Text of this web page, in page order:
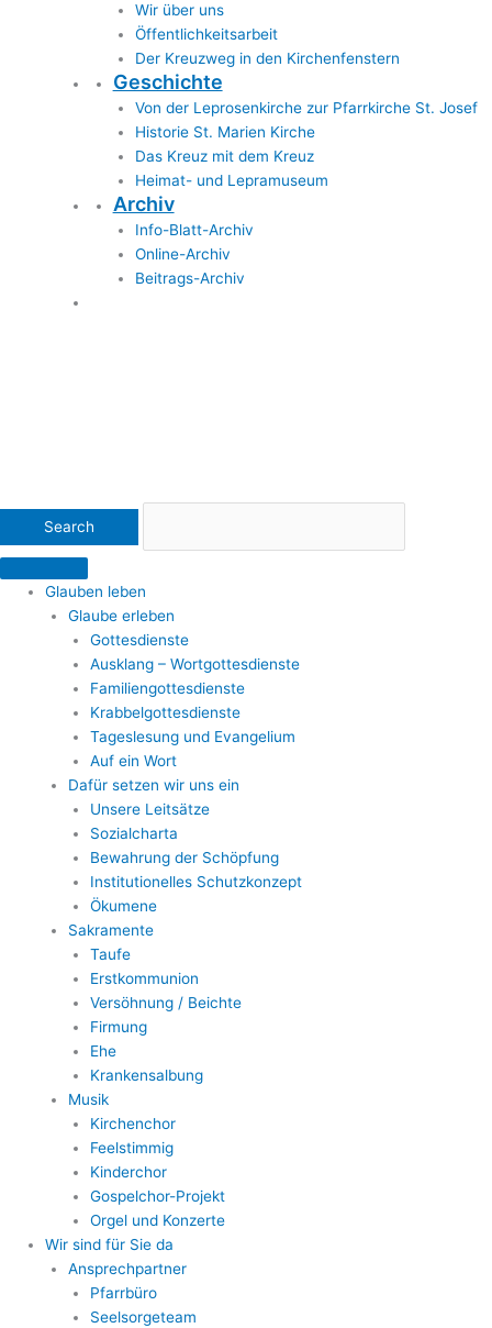
Wir über uns
Öffentlichkeitsarbeit
Der Kreuzweg in den Kirchenfenstern
Geschichte
Von der Leprosenkirche zur Pfarrkirche St. Josef
Historie St. Marien Kirche
Das Kreuz mit dem Kreuz
Heimat- und Lepramuseum
Archiv
Info-Blatt-Archiv
Online-Archiv
Beitrags-Archiv
Glauben leben
Glaube erleben
Gottesdienste
Ausklang – Wortgottesdienste
Familiengottesdienste
Krabbelgottesdienste
Tageslesung und Evangelium
Auf ein Wort
Dafür setzen wir uns ein
Unsere Leitsätze
Sozialcharta
Bewahrung der Schöpfung
Institutionelles Schutzkonzept
Ökumene
Sakramente
Taufe
Erstkommunion
Versöhnung / Beichte
Firmung
Ehe
Krankensalbung
Musik
Kirchenchor
Feelstimmig
Kinderchor
Gospelchor-Projekt
Orgel und Konzerte
Wir sind für Sie da
Ansprechpartner
Pfarrbüro
Seelsorgeteam